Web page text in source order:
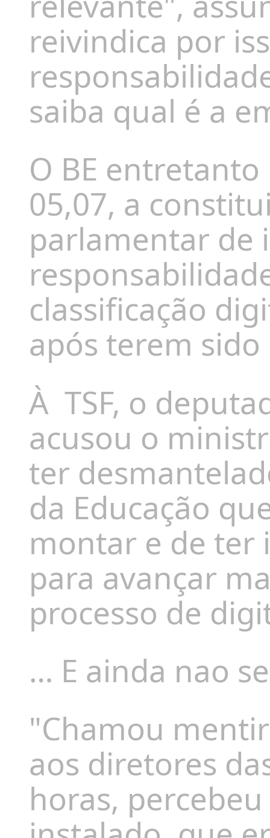
reivindica por
saiba qual é a
O BE
05,07, a
parlamentar
classificação
após terem
À TSF, o
acusou o
ter
da Educação
montar e de ter
para avançar
processo de
… E ainda nao
"Chamou
aos diretores
horas,